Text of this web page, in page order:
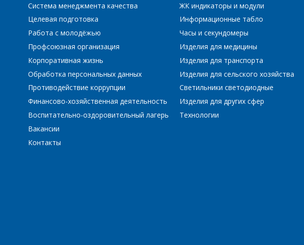
Система менеджмента качества
Целевая подготовка
Работа с молодёжью
Профсоюзная организация
Корпоративная жизнь
Обработка персональных данных
Противодействие коррупции
Финансово-хозяйственная деятельность
Воспитательно-оздоровительный лагерь
Вакансии
Контакты
ЖК индикаторы и модули
Информационные табло
Часы и секундомеры
Изделия для медицины
Изделия для транспорта
Изделия для сельского хозяйства
Светильники светодиодные
Изделия для других сфер
Технологии
*- обязательные поля
ОТПРАВИТЬ